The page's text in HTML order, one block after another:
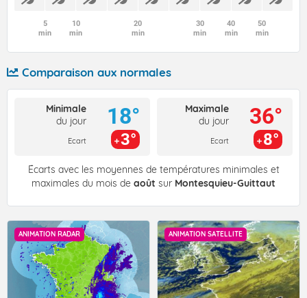
5
min
10
min
20
min
30
min
40
min
50
min
Comparaison aux normales
Minimale
du jour
Ecart
18°
3°
Maximale
du jour
Ecart
36°
8°
Écarts avec les moyennes de températures minimales et
maximales du mois de août sur Montesquieu-Guittaut
ANIMATION RADAR ANIMATION SATELLITE